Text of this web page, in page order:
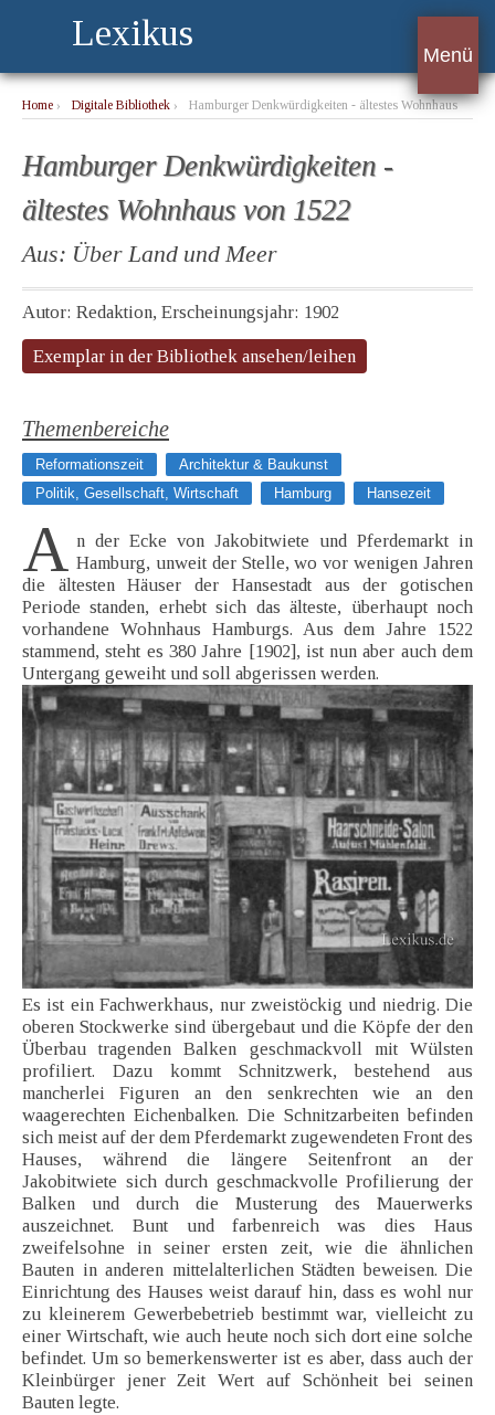
Lexikus
Menü
Home › Digitale Bibliothek ›
Hamburger Denkwürdigkeiten - ältestes Wohnhaus
Hamburger Denkwürdigkeiten -
ältestes Wohnhaus von 1522
Aus: Über Land und Meer
Autor: Redaktion, Erscheinungsjahr: 1902
Exemplar in der Bibliothek ansehen/leihen
Themenbereiche
Reformationszeit
Architektur & Baukunst
Politik, Gesellschaft, Wirtschaft
Hamburg Hansezeit
A n der Ecke von Jakobitwiete und Pferdemarkt in
Hamburg, unweit der Stelle, wo vor wenigen Jahren
die ältesten Häuser der Hansestadt aus der gotischen
Periode standen, erhebt sich das älteste, überhaupt noch
vorhandene Wohnhaus Hamburgs. Aus dem Jahre 1522
stammend, steht es 380 Jahre [1902], ist nun aber auch dem
Untergang geweiht und soll abgerissen werden.
Es ist ein Fachwerkhaus, nur zweistöckig und niedrig. Die
oberen Stockwerke sind übergebaut und die Köpfe der den
Überbau tragenden Balken geschmackvoll mit Wülsten
profiliert. Dazu kommt Schnitzwerk, bestehend aus
mancherlei Figuren an den senkrechten wie an den
waagerechten Eichenbalken. Die Schnitzarbeiten befinden
sich meist auf der dem Pferdemarkt zugewendeten Front des
Hauses, während die längere Seitenfront an der
Jakobitwiete sich durch geschmackvolle Profilierung der
Balken und durch die Musterung des Mauerwerks
auszeichnet. Bunt und farbenreich was dies Haus
zweifelsohne in seiner ersten zeit, wie die ähnlichen
Bauten in anderen mittelalterlichen Städten beweisen. Die
Einrichtung des Hauses weist darauf hin, dass es wohl nur
zu kleinerem Gewerbebetrieb bestimmt war, vielleicht zu
einer Wirtschaft, wie auch heute noch sich dort eine solche
befindet. Um so bemerkenswerter ist es aber, dass auch der
Kleinbürger jener Zeit Wert auf Schönheit bei seinen
Bauten legte.